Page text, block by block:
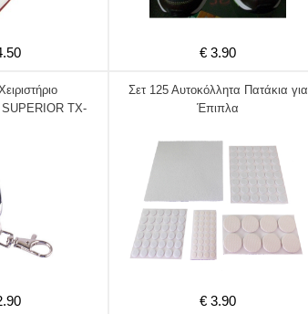
€ 3.90
SUPERIOR TX-
Σετ 125 Αυτοκόλλητα Πατάκια για
Έπιπλα
€ 3.90